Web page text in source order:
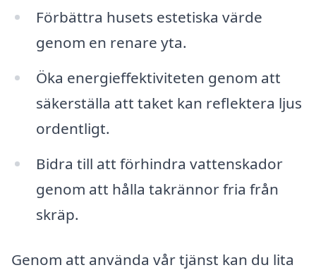
Förbättra husets estetiska värde
genom en renare yta.
Öka energieffektiviteten genom att
säkerställa att taket kan reflektera ljus
ordentligt.
Bidra till att förhindra vattenskador
genom att hålla takrännor fria från
skräp.
Genom att använda vår tjänst kan du lita